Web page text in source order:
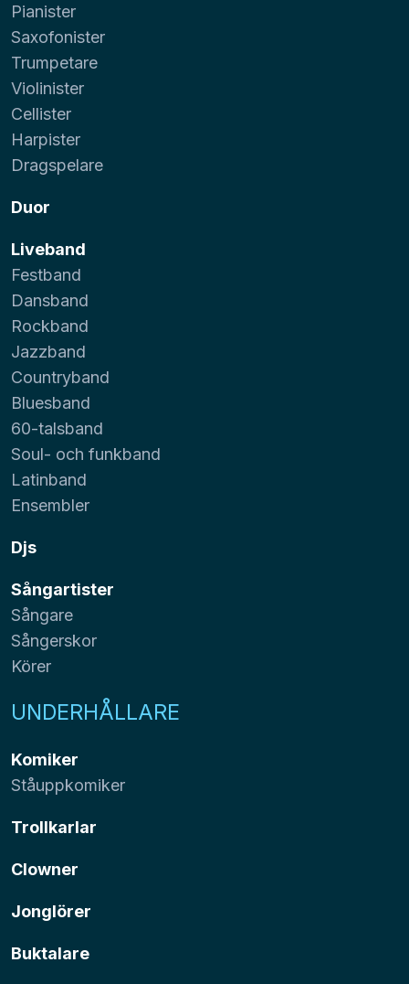
Pianister
Saxofonister
Trumpetare
Violinister
Cellister
Harpister
Dragspelare
Duor
Liveband
Festband
Dansband
Rockband
Jazzband
Countryband
Bluesband
60-talsband
Soul- och funkband
Latinband
Ensembler
Djs
Sångartister
Sångare
Sångerskor
Körer
UNDERHÅLLARE
Komiker
Ståuppkomiker
Trollkarlar
Clowner
Jonglörer
Buktalare